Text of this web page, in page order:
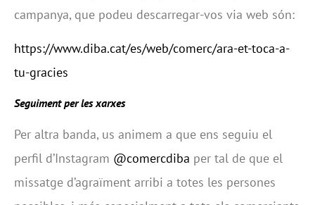
campanya, que podeu descarregar-vos via web són:
https://www.diba.cat/es/web/comerc/ara-et-toca-a-
tu-gracies
Seguiment per les xarxes
Per altra banda, us animem a que ens seguiu el
perfil d’Instagram @comercdiba per tal de que el
missatge d’agraïment arribi a totes les persones